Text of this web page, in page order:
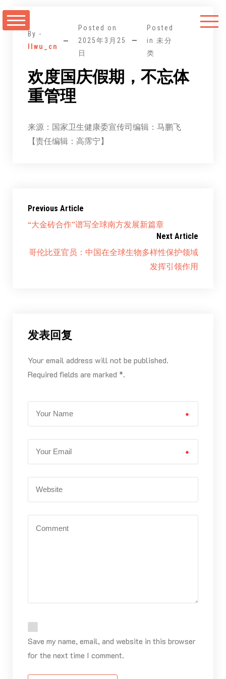
至
By -
llwu_cn
Posted on
2025年3月25
日
Posted
in 未分
类
欢度国庆假期，不忘体
重管理
来源：国家卫生健康委宣传司编辑：马鹏飞
【责任编辑：高霈宁】
Previous Article
“大金砖合作”谱写全球南方发展新篇章
Next Article
哥伦比亚官员：中国在全球生物多样性保护领域
发挥引领作用
发表回复
Your email address will not be published.
Required fields are marked *.
*
*
Save my name, email, and website in this browser
for the next time I comment.